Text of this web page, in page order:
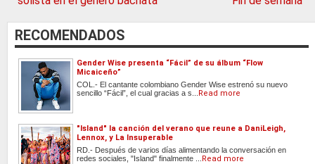
RECOMENDADOS
Gender Wise presenta “Fácil” de su álbum “Flow
Micaiceño”
COL.- El cantante colombiano Gender Wise estrenó su nuevo
sencillo “Fácil”, el cual gracias a s... Read more
"Island" la canción del verano que reune a DaniLeigh,
Lennox, y La Insuperable
RD.- Después de varios días alimentando la conversación en
redes sociales, "Island" finalmente ... Read more